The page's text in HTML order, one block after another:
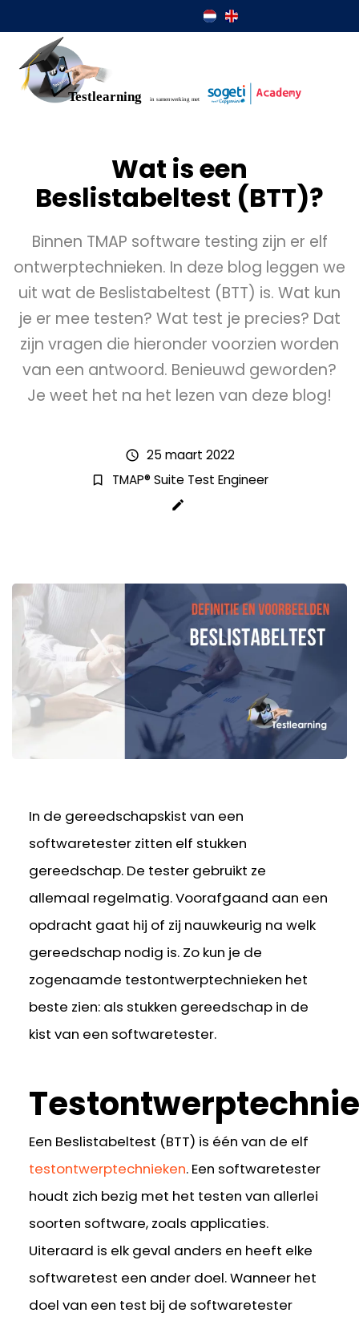
Wat is een
Beslistabeltest (BTT)?
Binnen TMAP software testing zijn er elf
ontwerptechnieken. In deze blog leggen we
uit wat de Beslistabeltest (BTT) is. Wat kun
je er mee testen? Wat test je precies? Dat
zijn vragen die hieronder voorzien worden
van een antwoord. Benieuwd geworden?
Je weet het na het lezen van deze blog!
schedule 25 maart 2022
bookmark_border TMAP® Suite Test Engineer
create
In de gereedschapskist van een
softwaretester zitten elf stukken
gereedschap. De tester gebruikt ze
allemaal regelmatig. Voorafgaand aan een
opdracht gaat hij of zij nauwkeurig na welk
gereedschap nodig is. Zo kun je de
zogenaamde testontwerptechnieken het
beste zien: als stukken gereedschap in de
kist van een softwaretester.
Een Beslistabeltest (BTT) is één van de elf
testontwerptechnieken. Een softwaretester
houdt zich bezig met het testen van allerlei
soorten software, zoals applicaties.
Uiteraard is elk geval anders en heeft elke
softwaretest een ander doel. Wanneer het
doel van een test bij de softwaretester